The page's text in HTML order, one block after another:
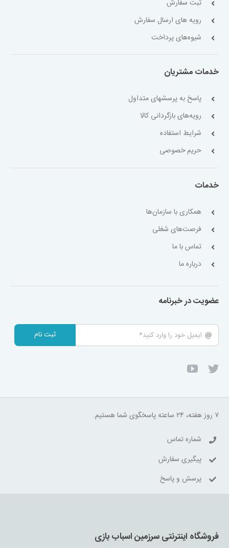
ثبت سفارش
رویه های ارسال سفارش
شیوه‌های پرداخت
خدمات مشتریان
پاسخ به پرسشهای متداول
رویه‌های بازگردانی کالا
شرایط استفاده
حریم خصوصی
خدمات
همکاری با سازمان‌ها
فرصت‌های شغلی
تماس با ما
درباره ما
عضویت در خبرنامه
ثبت نام
۷ روز هفته، ۲۴ ساعته پاسخگوی شما هستیم.
شماره تماس
پیگیری سفارش
پرسش و پاسخ
فروشگاه اینترنتی سرزمین اسباب بازی